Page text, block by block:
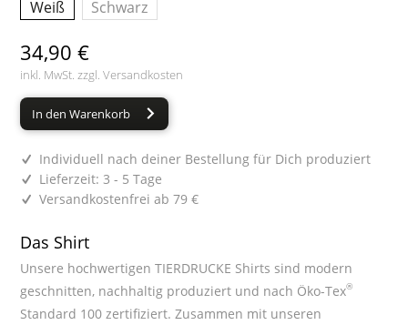
Weiß Schwarz
34,90 €
inkl. MwSt. zzgl.Versandkosten
In den Warenkorb
Individuell nach deiner Bestellung für Dich produziert
Lieferzeit: 3 - 5 Tage
Versandkostenfrei ab 79 €
Das Shirt
Unsere hochwertigen TIERDRUCKE Shirts sind modern
geschnitten, nachhaltig produziert und nach Öko-Tex®
Standard 100 zertifiziert. Zusammen mit unseren